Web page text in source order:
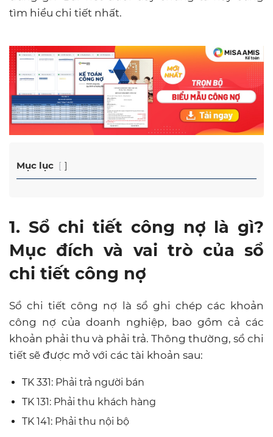
tìm hiểu chi tiết nhất.
Mục lục
1. Sổ chi tiết công nợ là gì?
Mục đích và vai trò của sổ
chi tiết công nợ
Sổ chi tiết công nợ là sổ ghi chép các khoản
công nợ của doanh nghiệp, bao gồm cả các
khoản phải thu và phải trả. Thông thường, sổ chi
tiết sẽ được mở với các tài khoản sau:
TK 331: Phải trả người bán
TK 131: Phải thu khách hàng
TK 141: Phải thu nội bộ